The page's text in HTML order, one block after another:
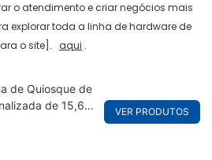
o atendimento e criar negócios mais
explorar toda a linha de hardware de
o site]. aqui .
de Quiosque de
de 15,6
VER PRODUTOS